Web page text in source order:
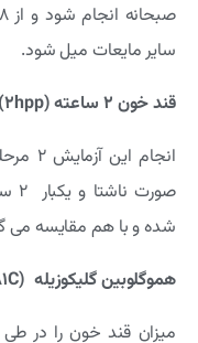
صبحانه انجام شود و از 8 تا 12 ساعت قبل به جز آب
سایر مایعات میل شود.
قند خون ۲ ساعته
(
2hpp)
شده و با هم مقایسه می
هموگلوبین گلیکوزیله (HbA
1C)